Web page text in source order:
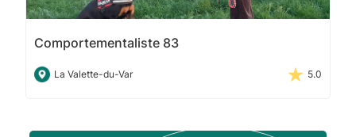
Comportementaliste 83
La Valette-du-Var 5.0